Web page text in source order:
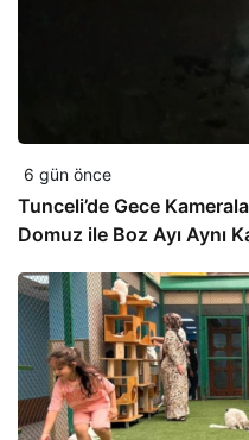
6 gün önce
Tunceli’de Gece
Domuz ile Boz Ayı Aynı